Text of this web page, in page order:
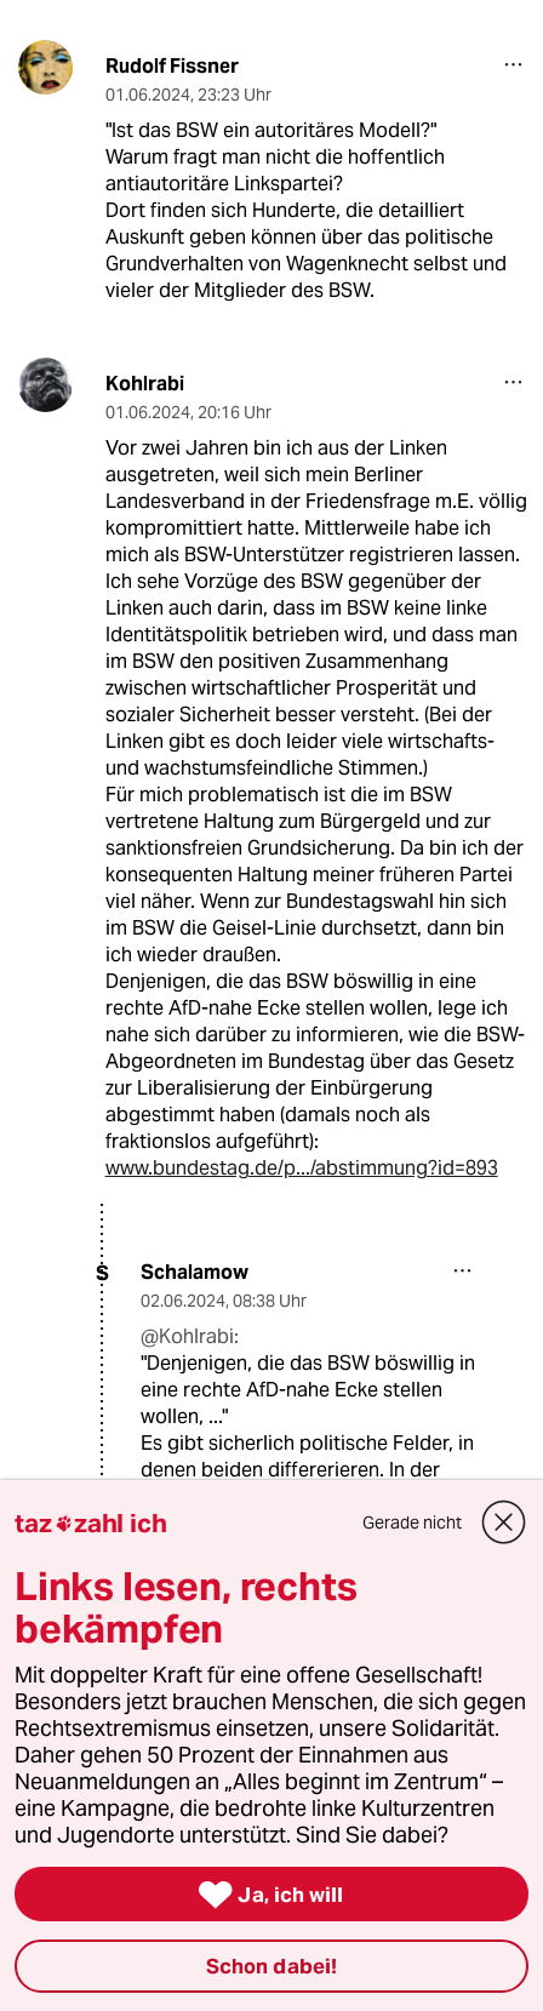
Rudolf Fissner
01.06.2024, 23:23 Uhr
"Ist das BSW ein autoritäres Modell?"
Warum fragt man nicht die hoffentlich
antiautoritäre Linkspartei?
Dort finden sich Hunderte, die detailliert
Auskunft geben können über das politische
Grundverhalten von Wagenknecht selbst und
vieler der Mitglieder des BSW.
Kohlrabi
01.06.2024, 20:16 Uhr
Vor zwei Jahren bin ich aus der Linken
ausgetreten, weil sich mein Berliner
Landesverband in der Friedensfrage m.E. völlig
kompromittiert hatte. Mittlerweile habe ich
mich als BSW-Unterstützer registrieren lassen.
Ich sehe Vorzüge des BSW gegenüber der
Linken auch darin, dass im BSW keine linke
Identitätspolitik betrieben wird, und dass man
im BSW den positiven Zusammenhang
zwischen wirtschaftlicher Prosperität und
sozialer Sicherheit besser versteht. (Bei der
Linken gibt es doch leider viele wirtschafts-
und wachstumsfeindliche Stimmen.)
Für mich problematisch ist die im BSW
vertretene Haltung zum Bürgergeld und zur
sanktionsfreien Grundsicherung. Da bin ich der
konsequenten Haltung meiner früheren Partei
viel näher. Wenn zur Bundestagswahl hin sich
im BSW die Geisel-Linie durchsetzt, dann bin
ich wieder draußen.
Denjenigen, die das BSW böswillig in eine
rechte AfD-nahe Ecke stellen wollen, lege ich
nahe sich darüber zu informieren, wie die BSW-
Abgeordneten im Bundestag über das Gesetz
zur Liberalisierung der Einbürgerung
abgestimmt haben (damals noch als
fraktionslos aufgeführt):
www.bundestag.de/p.../abstimmung?id=893
S Schalamow
02.06.2024, 08:38 Uhr
@Kohlrabi:
"Denjenigen, die das BSW böswillig in
eine rechte AfD-nahe Ecke stellen
wollen, ..."
Es gibt sicherlich politische Felder, in
denen beiden differerieren. In der
Übereinstimmung nahtos, und in
Hass auf Amerika und den Westen.
Da sind schon starke
weltanschauliche Gemeinsamkeiten.
A Abdurchdiemitte
01.06.2024,20:09 Uhr
Die BSW‘ler picken sich halt die Rosinen heraus
… all das, was in der Bevölkerung derzeit eine
Mehrheit findet.
Restriktive Asylpolitik, gepaart mit
Muslimfeindlichkeit, soziale Gerechtigkeit, aber
bitte nicht für Leistungsverweigerer,
Klimaschutzpolitik, aber nur, wenn sich nichts
ändert und der gesellschaftliche Wohlstand
taz zahl ich Gerade nicht
Links lesen, rechts
bekämpfen
Mit doppelter Kraft für eine offene Gesellschaft!
Besonders jetzt brauchen Menschen, die sich gegen
Rechtsextremismus einsetzen, unsere Solidarität.
Daher gehen 50 Prozent der Einnahmen aus
Neuanmeldungen an „Alles beginnt im Zentrum“ –
eine Kampagne, die bedrohte linke Kulturzentren
und Jugendorte unterstützt. Sind Sie dabei?
 Ja, ich will
Schon dabei!